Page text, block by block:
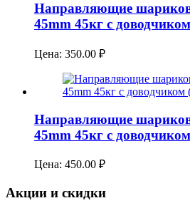
Направляющие
45mm 45кг с
Цена: 350.00 ₽
Направляющие
45mm 45кг с
Цена: 450.00 ₽
Акции и скидки